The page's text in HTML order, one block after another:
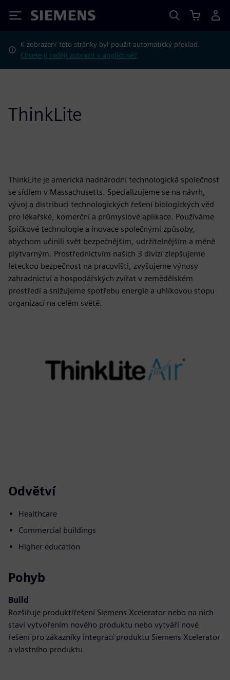
Siemens
K zobrazení této stránky byl použit automatický překlad.
Chcete ji raději zobrazit v angličtině?
ThinkLite
ThinkLite je americká nadnárodní technologická společnost
se sídlem v Massachusetts. Specializujeme se na návrh,
vývoj a distribuci technologických řešení biologických věd
pro lékařské, komerční a průmyslové aplikace. Používáme
špičkové technologie a inovace společnými způsoby,
abychom učinili svět bezpečnějším, udržitelnějším a méně
plýtvarným. Prostřednictvím našich 3 divizí zlepšujeme
leteckou bezpečnost na pracovišti, zvyšujeme výnosy
zahradnictví a hospodářských zvířat v zemědělském
prostředí a snižujeme spotřebu energie a uhlíkovou stopu
organizací na celém světě.
Odvětví
Healthcare
Commercial buildings
Higher education
Pohyb
Build
Rozšiřuje produkt/řešení Siemens Xcelerator nebo na nich
staví vytvořením nového produktu nebo vytváří nové
řešení pro zákazníky integrací produktu Siemens Xcelerator
a vlastního produktu